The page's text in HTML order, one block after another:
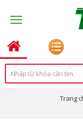
Trang